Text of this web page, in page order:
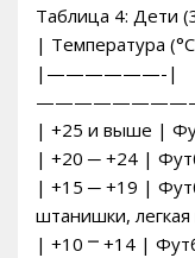
Таблица 4: Дети
| Температура
|——————-|
| +25 и выше |
| +20 ─ +24 |
| +15 ─ +19 |
штанишки, легкая
| +10 ⎻ +14 |